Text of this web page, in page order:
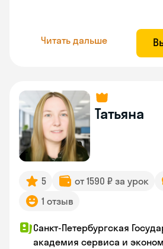
Читать дальше
Татьяна
5 от 1590 ₽ за урок
1 отзыв
Санкт-Петербургская
академия сервиса и